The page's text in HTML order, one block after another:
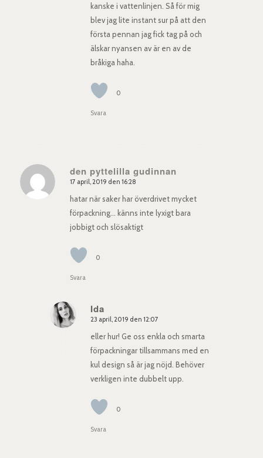
kanske i vattenlinjen. Så för mig
blev jag lite instant sur på att den
första pennan jag fick tag på och
älskar nyansen av är en av de
bråkiga haha.
0
Svara
den pyttelilla gudinnan
says:
17 april, 2019 den 16:28
hatar när saker har överdrivet mycket
förpackning… känns inte lyxigt bara
jobbigt och slösaktigt
0
Svara
Ida
says:
23 april, 2019 den 12:07
eller hur! Ge oss enkla och smarta
förpackningar tillsammans med en
kul design så är jag nöjd. Behöver
verkligen inte dubbelt upp.
0
Svara